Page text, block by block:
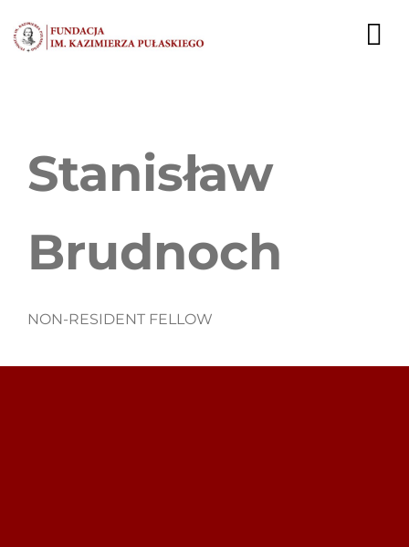
do
zawartości
DZIAŁALNOŚĆ
Stanisław
Brudnoch
NON-RESIDENT FELLOW